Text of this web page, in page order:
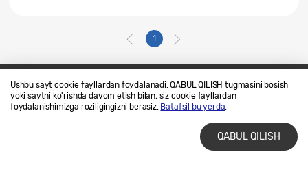
Ushbu sayt cookie fayllardan foydalanadi. QABUL QILISH tugmasini bosish
yoki saytni ko'rishda davom etish bilan, siz cookie fayllardan
foydalanishimizga roziligingizni berasiz. Batafsil bu yerda.
QABUL QILISH
1
Biz bilan bogʻlaning
SAMSUNG.COM